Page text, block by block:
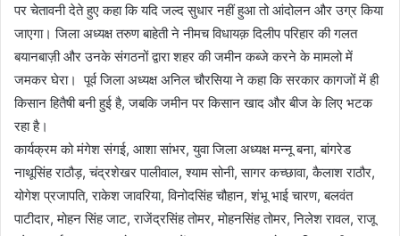
पर चेतावनी देते हुए कहा कि यदि जल्द सुधार नहीं हुआ तो आंदोलन और उग्र किया
जाएगा। जिला अध्यक्ष तरुण बाहेती ने नीमच विधायक़ दिलीप परिहार की गलत
बयानबाज़ी और उनके संगठनों द्वारा शहर की जमीन कब्जे करने के मामलो में
जमकर घेरा। पूर्व जिला अध्यक्ष अनिल चौरसिया ने कहा कि सरकार कागजों में ही
किसान हितैषी बनी हुई है, जबकि जमीन पर किसान खाद और बीज के लिए भटक
रहा है।
कार्यक्रम को मंगेश संगई, आशा सांभर, युवा जिला अध्यक्ष मन्नू बना, बांगरेड
नाथूसिंह राठौड़, चंद्रशेखर पालीवाल, श्याम सोनी, सागर कच्छावा, कैलाश राठौर,
योगेश प्रजापति, राकेश जावरिया, विनोदसिंह चौहान, शंभू भाई चारण, बलवंत
पाटीदार, मोहन सिंह जाट, राजेंद्रसिंह तोमर, मोहनसिंह तोमर, निलेश रावल, राजू